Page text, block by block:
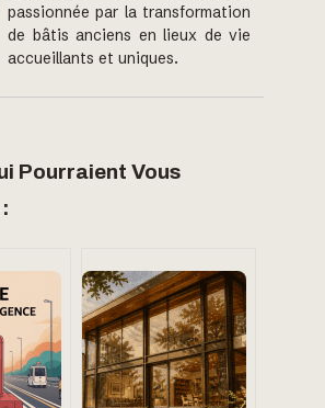
passionnée par la transformation
de bâtis anciens en lieux de vie
accueillants et uniques.
Pourraient Vous